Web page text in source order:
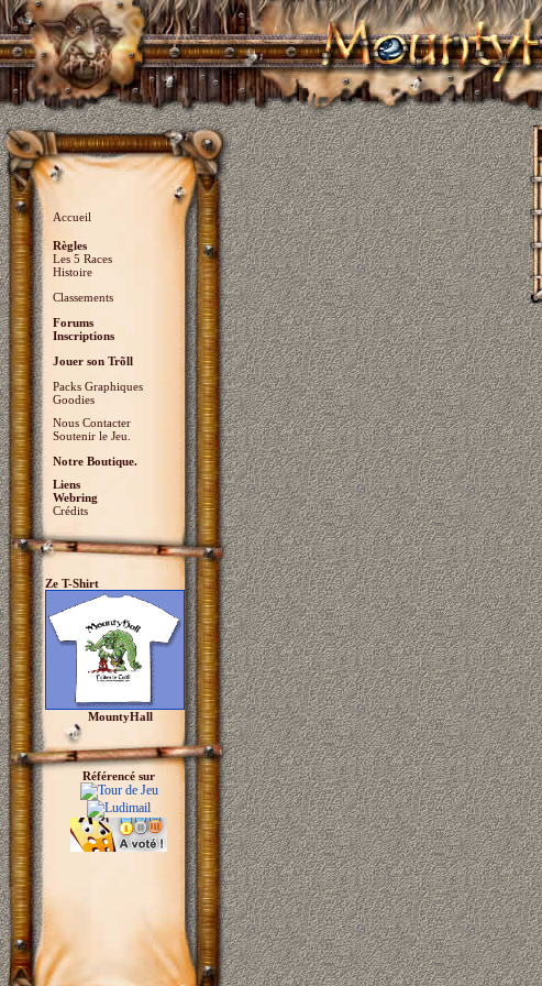
Accueil
Règles
Les 5 Races
Histoire
Classements
Forums
Inscriptions
Jouer son Trõll
Packs Graphiques
Goodies
Nous Contacter
Soutenir le Jeu.
Notre Boutique.
Liens
Webring
Crédits
Ze T-Shirt
MountyHall
Référencé sur